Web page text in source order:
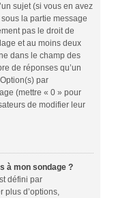
sujet (si vous en avez
sous la partie message
pas le droit de
et au moins deux
dans le champ des
de réponses qu’un
par
(mettre « 0 » pour
de modifier leur
à mon sondage ?
défini par
plus d’options,